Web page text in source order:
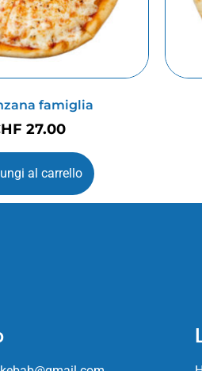
famiglia
27.00
al carrello